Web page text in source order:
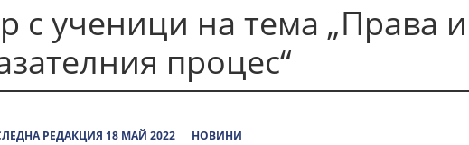
с ученици на тема „Права
процес“
РЕДАКЦИЯ 18 МАЙ 2022 НОВИНИ